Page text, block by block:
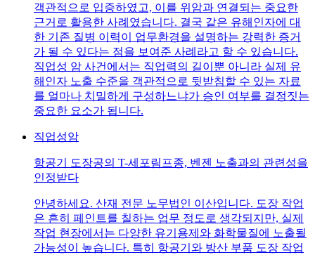
객관적으로 입증하였고, 이를 위암과 연결되는 중요한
근거로 활용한 사례였습니다. 결국 같은 유해인자에 대
한 기존 질병 이력이 업무환경을 설명하는 강력한 증거
가 될 수 있다는 점을 보여준 사례라고 할 수 있습니다.
직업성 암 사건에서는 직업력의 길이뿐 아니라 실제 유
해인자 노출 수준을 객관적으로 뒷받침할 수 있는 자료
를 얼마나 치밀하게 구성하느냐가 승인 여부를 결정짓는
중요한 요소가 됩니다.
직업성암
항공기 도장공의 T-세포림프종, 벤젠 노출과의 관련성을
인정받다
안녕하세요. 산재 전문 노무법인 이산입니다. 도장 작업
은 흔히 페인트를 칠하는 업무 정도로 생각되지만, 실제
작업 현장에서는 다양한 유기용제와 화학물질에 노출될
가능성이 높습니다. 특히 항공기와 방산 부품 도장 작업